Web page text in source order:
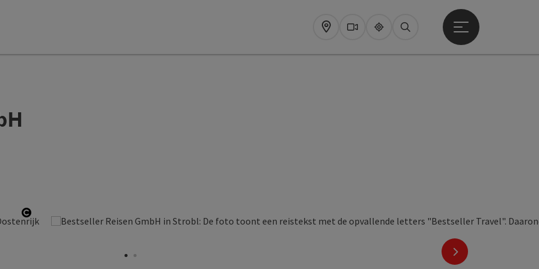
Map WebcamsUpperguide
Zoeken
Startmenu openen
Start Copyright
nächstes Element